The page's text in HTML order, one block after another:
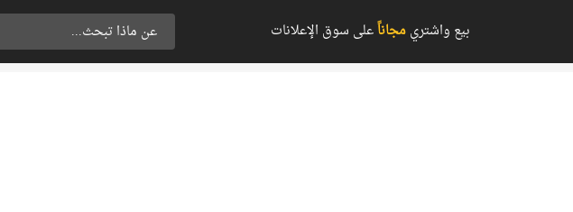
بيع واشتريمجاناًعلى سوق الإعلانات